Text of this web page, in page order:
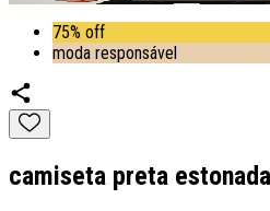
75% off
moda responsável
camiseta preta